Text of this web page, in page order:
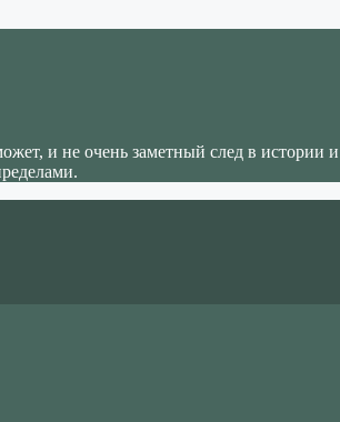
и не очень заметный след в